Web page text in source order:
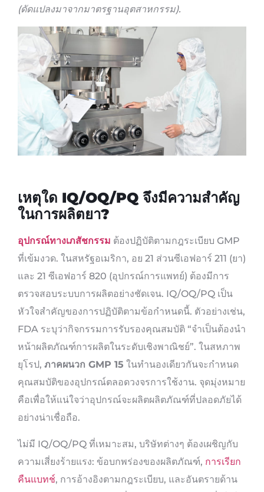
(ดัดแปลงมาจากมาตรฐานอุตสาหกรรม).
เหตุใด IQ/OQ/PQ จึงมีความสำคัญ
ในการผลิตยา?
อุปกรณ์ทางเภสัชกรรม ต้องปฏิบัติตามกฎระเบียบ GMP
ที่เข้มงวด. ในสหรัฐอเมริกา, อย 21 ส่วนซีเอฟอาร์ 211 (ยา)
และ 21 ซีเอฟอาร์ 820 (อุปกรณ์การแพทย์) ต้องมีการ
ตรวจสอบระบบการผลิตอย่างชัดเจน. IQ/OQ/PQ เป็น
หัวใจสำคัญของการปฏิบัติตามข้อกำหนดนี้. ตัวอย่างเช่น,
FDA ระบุว่ากิจกรรมการรับรองคุณสมบัติ “จำเป็นต้องนำ
หน้าผลิตภัณฑ์การผลิตในระดับเชิงพาณิชย์”. ในสหภาพ
ยุโรป, ภาคผนวก GMP 15 ในทำนองเดียวกันจะกำหนด
คุณสมบัติของอุปกรณ์ตลอดวงจรการใช้งาน. จุดมุ่งหมาย
คือเพื่อให้แน่ใจว่าอุปกรณ์จะผลิตผลิตภัณฑ์ที่ปลอดภัยได้
อย่างน่าเชื่อถือ.
ไม่มี IQ/OQ/PQ ที่เหมาะสม, บริษัทต่างๆ ต้องเผชิญกับ
ความเสี่ยงร้ายแรง: ข้อบกพร่องของผลิตภัณฑ์, การเรียก
คืนแบทช์, การอ้างอิงตามกฎระเบียบ, และอันตรายด้าน